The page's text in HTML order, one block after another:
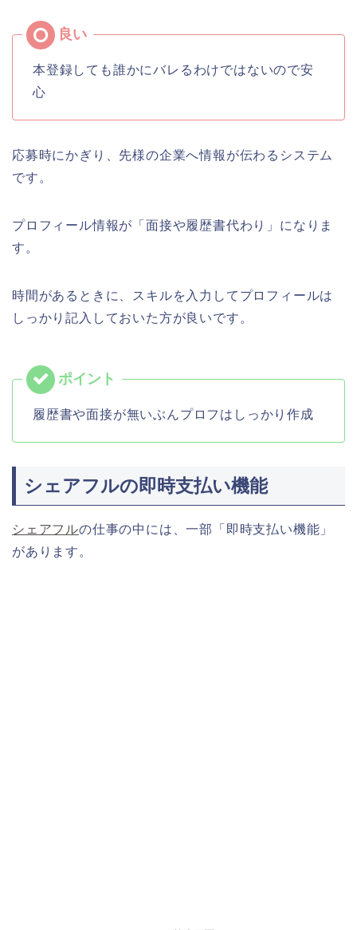
本登録しても誰かにバレるわけではないので安
心
応募時にかぎり、先様の企業へ情報が伝わるシステム
です。
プロフィール情報が「面接や履歴書代わり」になりま
す。
時間があるときに、スキルを入力してプロフィールは
しっかり記入しておいた方が良いです。
履歴書や面接が無いぶんプロフはしっかり作成
シェアフルの即時支払い機能
シェアフルの仕事の中には、一部「即時支払い機能」
があります。